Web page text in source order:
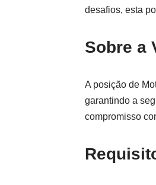
desafios, esta
Sobre a
A posição de
garantindo a
compromisso